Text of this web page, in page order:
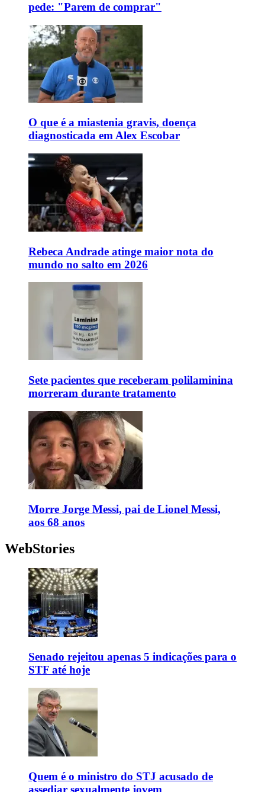
pede: "Parem de comprar"
O que é a miastenia gravis, doença
diagnosticada em Alex Escobar
Rebeca Andrade atinge maior nota do
mundo no salto em 2026
Sete pacientes que receberam polilaminina
morreram durante tratamento
Morre Jorge Messi, pai de Lionel Messi,
aos 68 anos
WebStories
Senado rejeitou apenas 5 indicações para o
STF até hoje
Quem é o ministro do STJ acusado de
assediar sexualmente jovem